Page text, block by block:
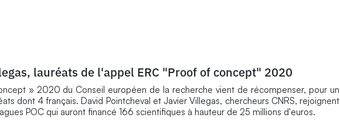
lauréats de l'appel ERC "Proof of concept" 2020
» 2020 du Conseil européen de la recherche vient de récompenser, pour un
dont 4 français. David Pointcheval et Javier Villegas, chercheurs CNRS, rejoignent
POC qui auront financé 166 scientifiques à hauteur de 25 millions d'euros.